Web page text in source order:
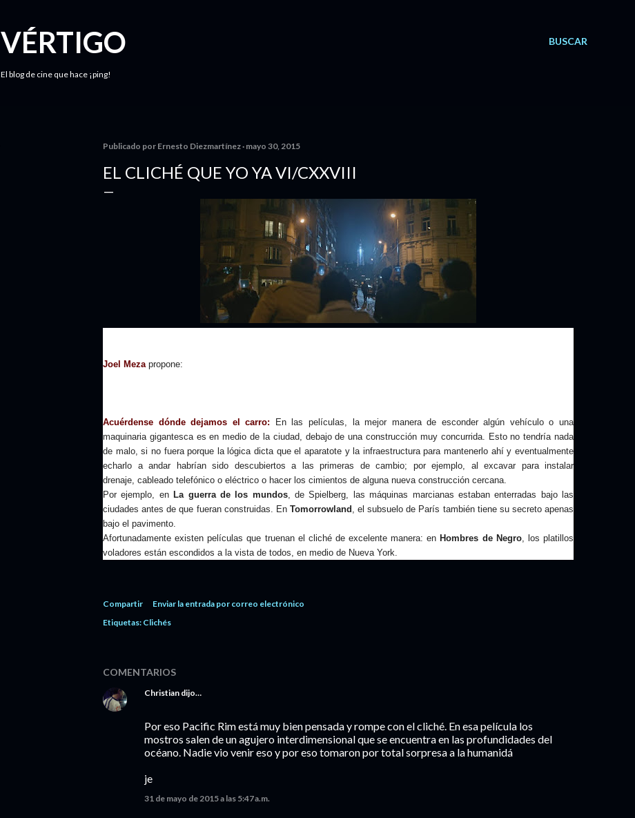
BUSCAR
VÉRTIGO
El blog de cine que hace ¡ping!
Publicado por Ernesto Diezmartínez mayo 30, 2015
EL CLICHÉ QUE YO YA VI/CXXVIII
Joel Mezapropone:
Acuérdense dónde dejamos el carro: En las películas, la mejor manera de esconder algún vehículo o una
maquinaria gigantesca es en medio de la ciudad, debajo de una construcción muy concurrida. Esto no tendría nada
de malo, si no fuera porque la lógica dicta que el aparatote y la infraestructura para mantenerlo ahí y eventualmente
echarlo a andar habrían sido descubiertos a las primeras de cambio; por ejemplo, al excavar para instalar
drenaje, cableado telefónico o eléctrico o hacer los cimientos de alguna nueva construcción cercana.
Por ejemplo, en La guerra de los mundos, de Spielberg, las máquinas marcianas estaban enterradas bajo las
ciudades antes de que fueran construidas. En Tomorrowland , el subsuelo de París también tiene su secreto apenas
bajo el pavimento.
Afortunadamente existen películas que truenan el cliché de excelente manera: en Hombres de Negro, los platillos
voladores están escondidos a la vista de todos, en medio de Nueva York.
Compartir
Enviar la entrada por correo electrónico
Etiquetas: Clichés
COMENTARIOS
Christian dijo…
Por eso Pacific Rim está muy bien pensada y rompe con el cliché. En esa película los
mostros salen de un agujero interdimensional que se encuentra en las profundidades del
océano. Nadie vio venir eso y por eso tomaron por total sorpresa a la humanidá
je
31 de mayo de 2015 a las 5:47 a.m.